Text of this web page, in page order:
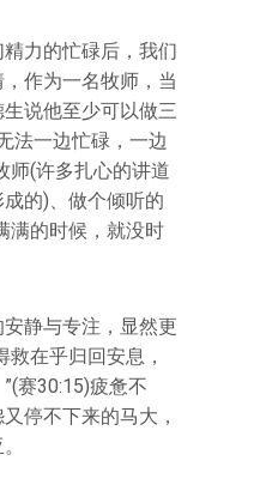
力的忙碌后，我们
作为一名牧师，当
说他至少可以做三
法一边忙碌，一边
师(许多扎心的讲道
的)、做个倾听的
满的时候，就没时
静与专注，显然更
救在乎归回安息，
赛30:15)疲惫不
停不下来的马大，